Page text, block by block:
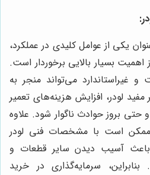
یکی از عوامل کلیدی در عملکرد،
بسیار بالایی برخوردار است.
و غیراستاندارد می‌تواند منجر به
لودر، افزایش هزینه‌های تعمیر
بروز حوادث ناگوار شود. علاوه
است با مشخصات فنی لودر
آسیب دیدن سایر قطعات و
سرمایه‌گذاری در خرید